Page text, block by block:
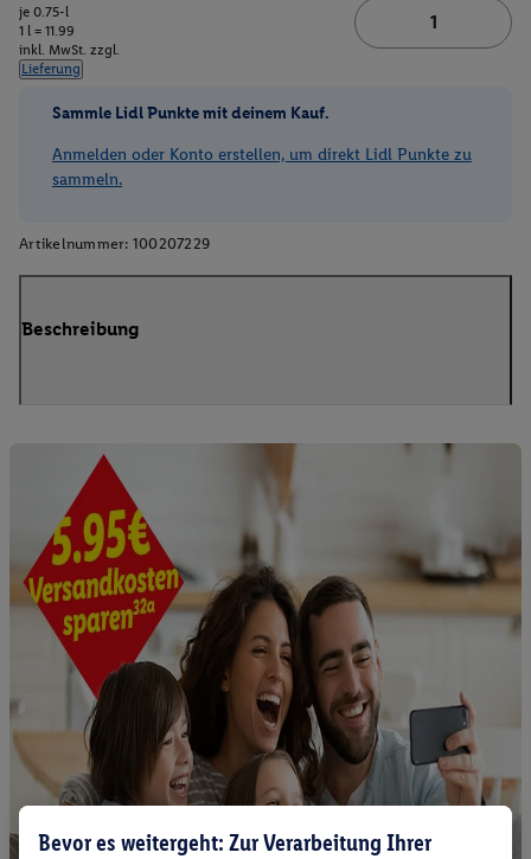
je 0.75-l
1 l = 11.99
inkl. MwSt. zzgl.
Lieferung
Sammle Lidl Punkte mit deinem Kauf.
Anmelden oder Konto erstellen, um direkt Lidl Punkte zu
sammeln.
Artikelnummer: 100207229
Beschreibung
Bevor es weitergeht: Zur Verarbeitung Ihrer